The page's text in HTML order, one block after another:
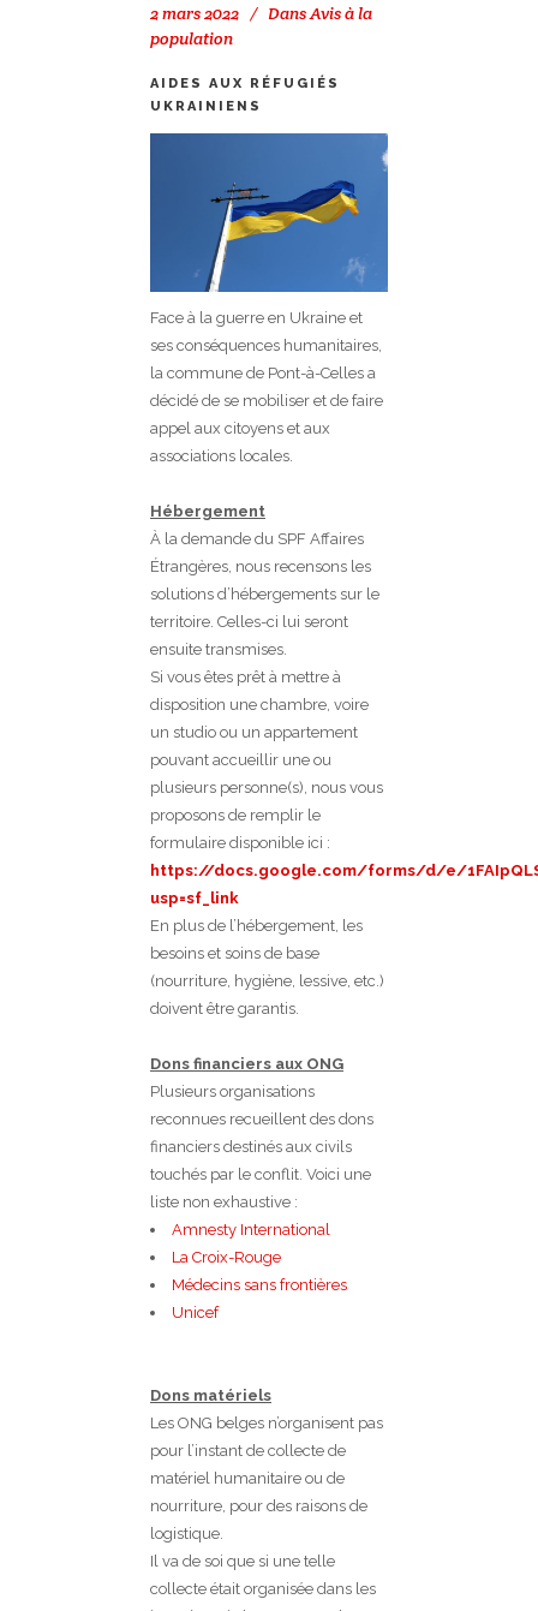
2 mars 2022 DansAvis à la
population
AIDES AUX RÉFUGIÉS
UKRAINIENS
Face à la guerre en Ukraine et
ses conséquences humanitaires,
la commune de Pont-à-Celles a
décidé de se mobiliser et de faire
appel aux citoyens et aux
associations locales.
Hébergement
À la demande du SPF Affaires
Étrangères, nous recensons les
solutions d’hébergements sur le
territoire. Celles-ci lui seront
ensuite transmises.
Si vous êtes prêt à mettre à
disposition une chambre, voire
un studio ou un appartement
pouvant accueillir une ou
plusieurs personne(s), nous vous
proposons de remplir le
formulaire disponible ici :
https://docs.google.com/forms/d/e/
usp=sf_link
En plus de l’hébergement, les
besoins et soins de base
(nourriture, hygiène, lessive, etc.)
doivent être garantis.
Dons financiers aux ONG
Plusieurs organisations
reconnues recueillent des dons
financiers destinés aux civils
touchés par le conflit. Voici une
liste non exhaustive :
Amnesty International
La Croix-Rouge
Médecins sans frontières
Unicef
Dons matériels
Les ONG belges n’organisent pas
pour l’instant de collecte de
matériel humanitaire ou de
nourriture, pour des raisons de
logistique.
Il va de soi que si une telle
collecte était organisée dans les